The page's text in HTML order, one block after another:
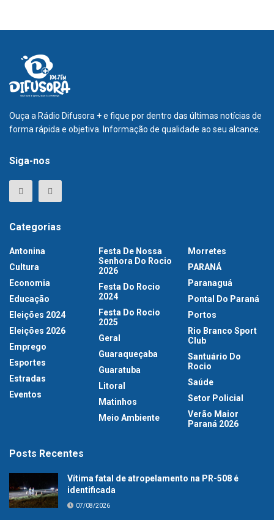
Ouça a Rádio Difusora + e fique por dentro das últimas notícias de
forma rápida e objetiva. Informação de qualidade ao seu alcance.
Siga-nos
Categorias
Antonina
Cultura
Economia
Educação
Eleições 2024
Eleições 2026
Emprego
Esportes
Estradas
Eventos
Festa De Nossa
Senhora Do Rocio
2026
Festa Do Rocio
2024
Festa Do Rocio
2025
Geral
Guaraqueçaba
Guaratuba
Litoral
Matinhos
Meio Ambiente
Morretes
PARANÁ
Paranaguá
Pontal Do Paraná
Portos
Rio Branco Sport
Club
Santuário Do
Rocio
Saúde
Setor Policial
Verão Maior
Paraná 2026
Posts Recentes
Vítima fatal de atropelamento na PR-508 é
identificada
07/08/2026